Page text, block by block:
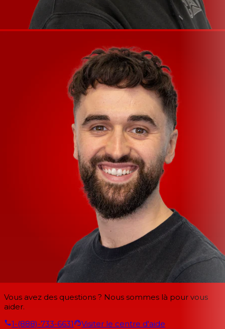
Vous avez des questions ? Nous sommes là pour vous
aider.
1-(888)-733-6631
Visiter le centre d'aide